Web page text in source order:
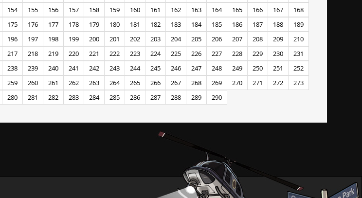
154 155 156 157 158 159 160 161 162 163 164 165 166 167
168
175 176 177 178 179 180 181 182 183 184 185 186 187 188
189
196 197 198 199 200 201 202 203 204 205 206 207 208 209
210
217 218 219 220 221 222 223 224 225 226 227 228 229 230
231
238 239 240 241 242 243 244 245 246 247 248 249 250 251
252
259 260 261 262 263 264 265 266 267 268 269 270 271 272
273
280 281 282 283 284 285 286 287 288 289 290